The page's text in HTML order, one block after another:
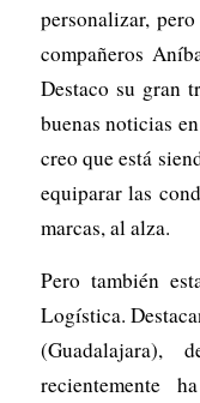
personalizar,
compañeros
Destaco su gran
buenas noticias
creo que está
equiparar las
marcas, al alza.
Pero también
Logística.
(Guadalajara),
recientemente